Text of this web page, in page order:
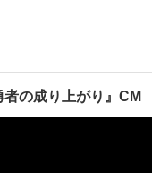
の成り上がり』CM